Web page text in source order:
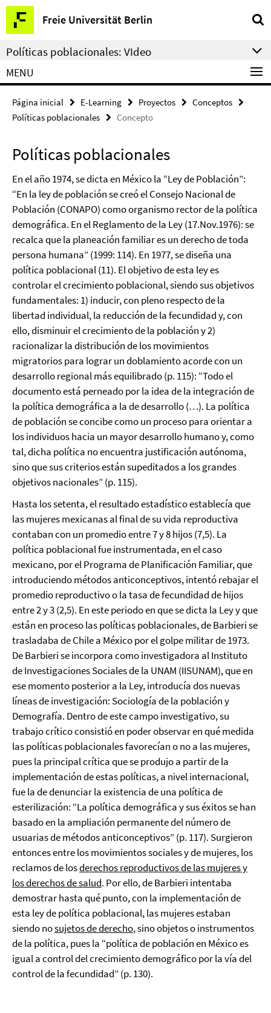
Springe
direkt
zu
Inhalt
Freie Universität Berlin
Herramientas
de
navegación
Políticas poblacionales: VIdeo
MENU
Página inicial E-Learning Proyectos
Conceptos
Políticas poblacionales
Concepto
Políticas poblacionales
En el año 1974, se dicta en México la “Ley de Población”:
“En la ley de población se creó el Consejo Nacional de
Población (CONAPO) como organismo rector de la política
demográfica. En el Reglamento de la Ley (17.Nov.1976): se
recalca que la planeación familiar es un derecho de toda
persona humana” (1999: 114). En 1977, se diseña una
política poblacional (11). El objetivo de esta ley es
controlar el crecimiento poblacional, siendo sus objetivos
fundamentales: 1) inducir, con pleno respecto de la
libertad individual, la reducción de la fecundidad y, con
ello, disminuir el crecimiento de la población y 2)
racionalizar la distribución de los movimientos
migratorios para lograr un doblamiento acorde con un
desarrollo regional más equilibrado (p. 115): “Todo el
documento está perneado por la idea de la integración de
la política demográfica a la de desarrollo (…). La política
de población se concibe como un proceso para orientar a
los individuos hacia un mayor desarrollo humano y, como
tal, dicha política no encuentra justificación autónoma,
sino que sus criterios están supeditados a los grandes
objetivos nacionales” (p. 115).
Hasta los setenta, el resultado estadístico establecía que
las mujeres mexicanas al final de su vida reproductiva
contaban con un promedio entre 7 y 8 hijos (7,5). La
política poblacional fue instrumentada, en el caso
mexicano, por el Programa de Planificación Familiar, que
introduciendo métodos anticonceptivos, intentó rebajar el
promedio reproductivo o la tasa de fecundidad de hijos
entre 2 y 3 (2,5). En este periodo en que se dicta la Ley y que
están en proceso las políticas poblacionales, de Barbieri se
trasladaba de Chile a México por el golpe militar de 1973.
De Barbieri se incorpora como investigadora al Instituto
de Investigaciones Sociales de la UNAM (IISUNAM), que en
ese momento posterior a la Ley, introducía dos nuevas
líneas de investigación: Sociología de la población y
Demografía. Dentro de este campo investigativo, su
trabajo crítico consistió en poder observar en qué medida
las políticas poblacionales favorecían o no a las mujeres,
pues la principal crítica que se produjo a partir de la
implementación de estas políticas, a nivel internacional,
fue la de denunciar la existencia de una política de
esterilización: “La política demográfica y sus éxitos se han
basado en la ampliación permanente del número de
usuarias de métodos anticonceptivos” (p. 117). Surgieron
entonces entre los movimientos sociales y de mujeres, los
reclamos de losderechos reproductivos de las mujeres y
los derechos de salud. Por ello, de Barbieri intentaba
demostrar hasta qué punto, con la implementación de
esta ley de política poblacional, las mujeres estaban
siendo nosujetos de derecho, sino objetos o instrumentos
de la política, pues la “política de población en México es
igual a control del crecimiento demográfico por la vía del
control de la fecundidad” (p. 130).